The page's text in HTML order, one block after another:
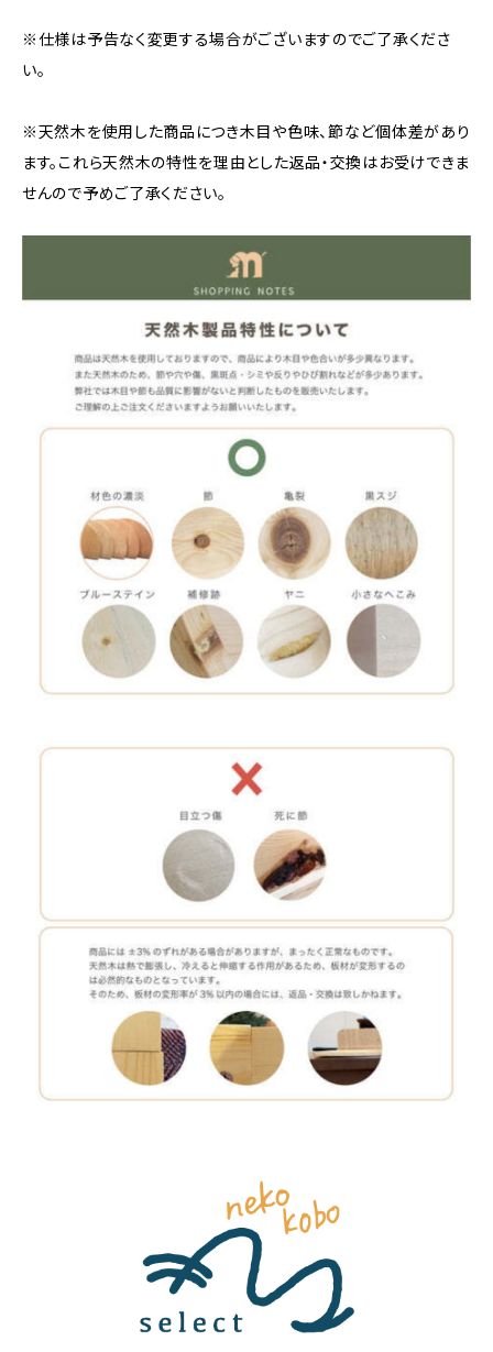
※仕様は予告なく変更する場合がございますのでご了承くださ
い。
※天然木を使用した商品につき木目や色味、節など個体差があり
ます。これら天然木の特性を理由とした返品・交換はお受けできま
せんので予めご了承ください。